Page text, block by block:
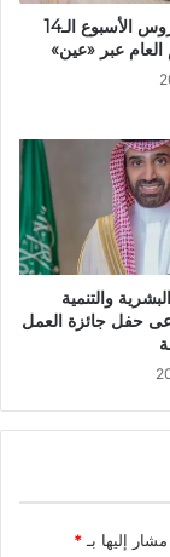
نشر جدول دروس الأسبوع الـ14
العام عبر «عين»
والتنمية
حفل جائزة العمل
إليها بـ*